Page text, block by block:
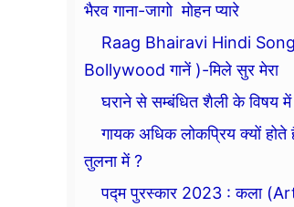
भैरव गाना-जागो मोहन प्यारे
Raag Bhairavi Hindi
Bollywood गानें )-मिले सुर मेरा
घराने से सम्बंधित शैली के विषय
गायक अधिक लोकप्रिय क्यों होते
तुलना में ?
पद्म पुरस्कार 2023 : कला